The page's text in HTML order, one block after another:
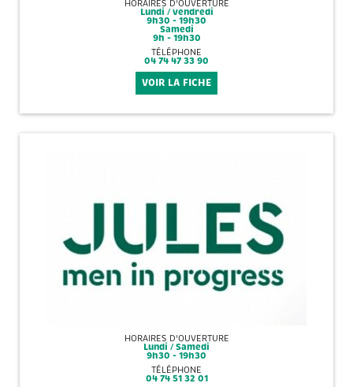
HORAIRES D'OUVERTURE
Lundi / vendredi
9h30 - 19h30
Samedi
9h - 19h30
TÉLÉPHONE
04 74 47 33 90
VOIR LA FICHE
HORAIRES D'OUVERTURE
Lundi / Samedi
9h30 - 19h30
TÉLÉPHONE
04 74 51 32 01